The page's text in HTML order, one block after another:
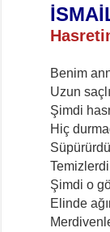
Benim
Uzun
Şimdi
Hiç
Şimdi o
Elinde